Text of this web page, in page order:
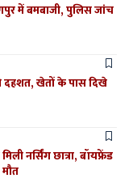
में बमबाजी, पुलिस जांच
दहशत, खेतों के पास दिखे
नर्सिंग छात्रा, बॉयफ्रेंड